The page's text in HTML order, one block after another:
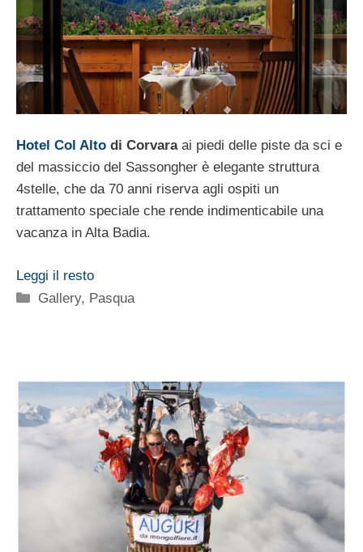
Hotel Col Alto di Corvara ai piedi delle piste da sci e
del massiccio del Sassongher è elegante struttura
4stelle, che da 70 anni riserva agli ospiti un
trattamento speciale che rende indimenticabile una
vacanza in Alta Badia.
Leggi il resto
Categorie
Gallery, Pasqua